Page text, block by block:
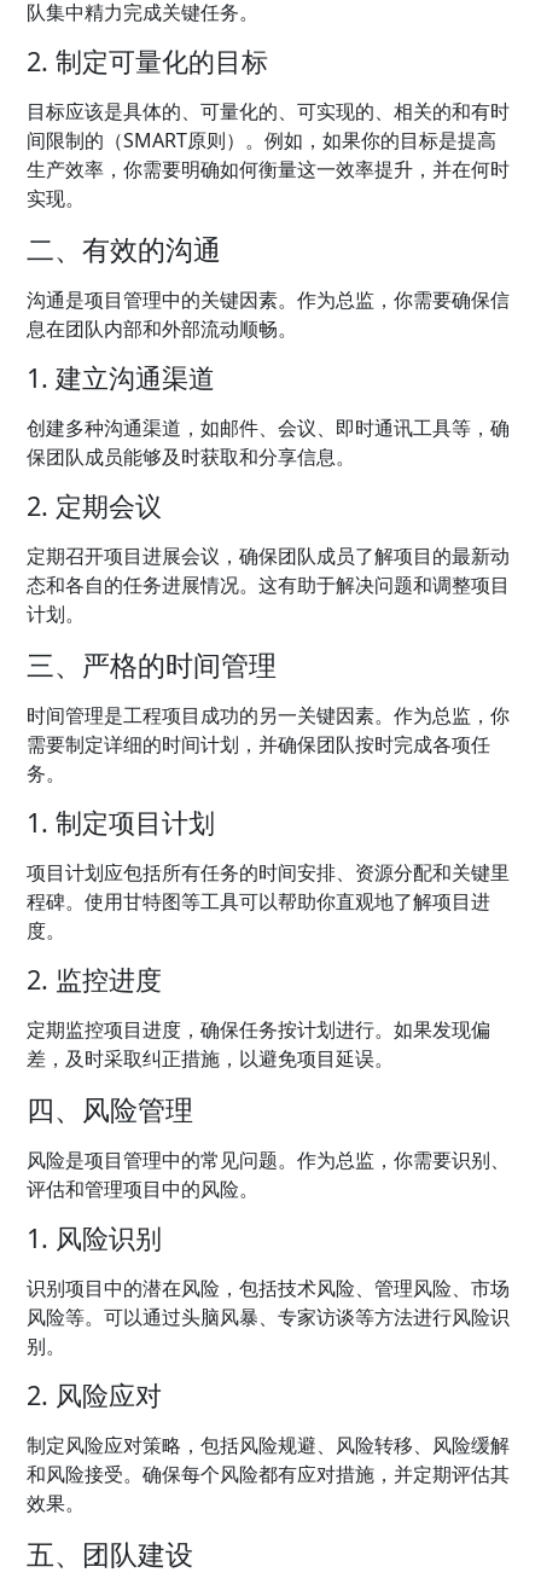
队集中精力完成关键任务。
2. 制定可量化的目标
目标应该是具体的、可量化的、可实现的、相关的和有时
间限制的（SMART原则）。例如，如果你的目标是提高
生产效率，你需要明确如何衡量这一效率提升，并在何时
实现。
二、有效的沟通
沟通是项目管理中的关键因素。作为总监，你需要确保信
息在团队内部和外部流动顺畅。
1. 建立沟通渠道
创建多种沟通渠道，如邮件、会议、即时通讯工具等，确
保团队成员能够及时获取和分享信息。
2. 定期会议
定期召开项目进展会议，确保团队成员了解项目的最新动
态和各自的任务进展情况。这有助于解决问题和调整项目
计划。
三、严格的时间管理
时间管理是工程项目成功的另一关键因素。作为总监，你
需要制定详细的时间计划，并确保团队按时完成各项任
务。
1. 制定项目计划
项目计划应包括所有任务的时间安排、资源分配和关键里
程碑。使用甘特图等工具可以帮助你直观地了解项目进
度。
2. 监控进度
定期监控项目进度，确保任务按计划进行。如果发现偏
差，及时采取纠正措施，以避免项目延误。
四、风险管理
风险是项目管理中的常见问题。作为总监，你需要识别、
评估和管理项目中的风险。
1. 风险识别
识别项目中的潜在风险，包括技术风险、管理风险、市场
风险等。可以通过头脑风暴、专家访谈等方法进行风险识
别。
2. 风险应对
制定风险应对策略，包括风险规避、风险转移、风险缓解
和风险接受。确保每个风险都有应对措施，并定期评估其
效果。
五、团队建设